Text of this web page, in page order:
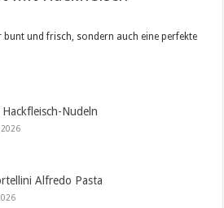
und frisch, sondern auch eine perfekte
Hackfleisch-Nudeln
Alfredo Pasta